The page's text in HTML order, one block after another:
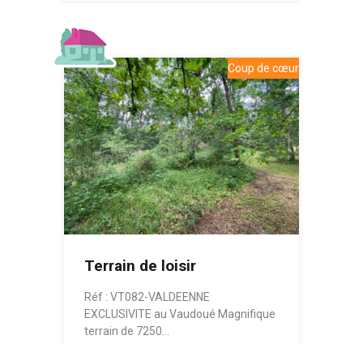
Terrain de loisir
Coup de cœur
Réf : VT082-VALDEENNE
EXCLUSIVITE au Vaudoué Magnifique
terrain de 7250…